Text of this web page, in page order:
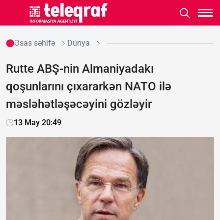
Əsas səhifə Dünya
Rutte ABŞ-nin Almaniyadakı
qoşunlarını çıxararkən NATO ilə
məsləhətləşəcəyini gözləyir
13 May 20:49